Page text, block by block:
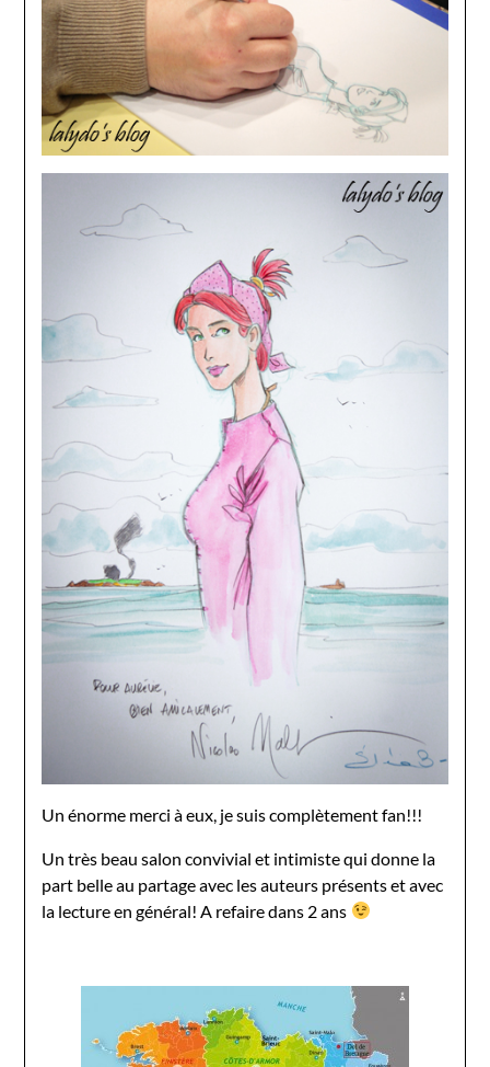
Un énorme merci à eux, je suis complètement fan!!!
Un très beau salon convivial et intimiste qui donne la
part belle au partage avec les auteurs présents et avec
la lecture en général! A refaire dans 2 ans